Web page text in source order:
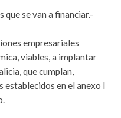
se van a financiar.-
empresariales
viables, a implantar
que cumplan,
establecidos en el anexo I